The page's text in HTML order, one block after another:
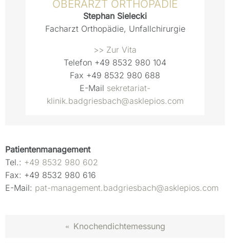
OBERARZT ORTHOPÄDIE
Stephan Sielecki
Facharzt Orthopädie, Unfallchirurgie
>> Zur Vita
Telefon +49 8532 980 104
Fax +49 8532 980 688
E-Mail sekretariat-
klinik.badgriesbach@asklepios.com
Patientenmanagement
Tel.: +49 8532 980 602
Fax: +49 8532 980 616
E-Mail: pat-management.badgriesbach@asklepios.com
« Knochendichtemessung